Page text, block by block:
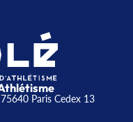
Paris Cedex 13